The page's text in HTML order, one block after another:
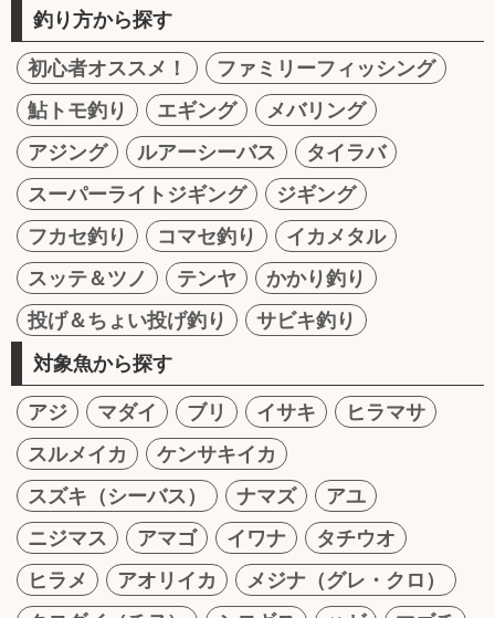
釣り方から探す
初心者オススメ！
ファミリーフィッシング
鮎トモ釣り
エギング
メバリング
アジング
ルアーシーバス
タイラバ
スーパーライトジギング
ジギング
フカセ釣り
コマセ釣り
イカメタル
スッテ＆ツノ
テンヤ
かかり釣り
投げ＆ちょい投げ釣り
サビキ釣り
対象魚から探す
アジ マダイ ブリ イサキ
ヒラマサ
スルメイカ
ケンサキイカ
スズキ（シーバス）
ナマズ
アユ
ニジマス
アマゴ イワナ
タチウオ
ヒラメ
アオリイカ
メジナ（グレ・クロ）